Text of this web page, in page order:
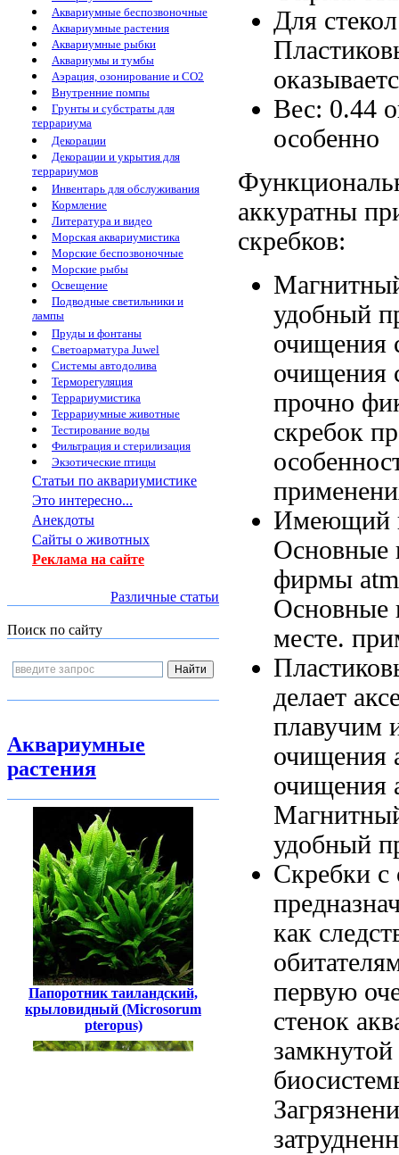
Аквариумные беспозвоночные
Аквариумные растения
Аквариумные рыбки
Аквариумы и тумбы
Аэрация, озонирование и CO2
Внутренние помпы
Грунты и субстраты для
террариума
Декорации
Декорации и укрытия для
террариумов
Инвентарь для обслуживания
Кормление
Литература и видео
Морская аквариумистика
Морские беспозвоночные
Морские рыбы
Освещение
Подводные светильники и
лампы
Пруды и фонтаны
Светоарматура Juwel
Системы автодолива
Терморегуляция
Террариумистика
Террариумные животные
Тестирование воды
Фильтрация и стерилизация
Экзотические птицы
Статьи по аквариумистике
Это интересно...
Анекдоты
Сайты о животных
Реклама на сайте
Различные статьи
Поиск по сайту
Аквариумные
растения
Папоротник таиландский,
крыловидный (Microsorum
pteropus)
Для
Вес: 0.44
особенно
аккуратны
скребков:
удобный
очищения
очищения
прочно
скребок
Имеющий
Основные
фирмы
Основные
месте.
делает
плавучим
очищения
очищения
удобный
Скребки с
как
первую
стенок